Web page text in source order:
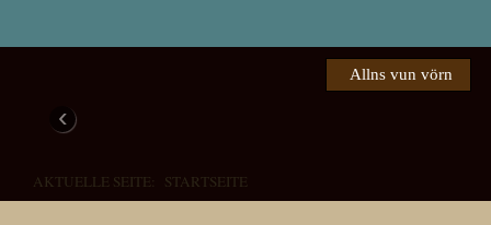
Allns vun vörn
‹
AKTUELLE SEITE: STARTSEITE